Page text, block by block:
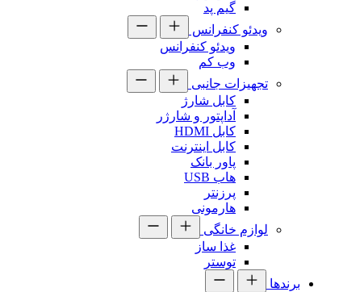
گیم پد
ویدئو کنفرانس
ویدئو کنفرانس
وب کم
تجهیزات جانبی
کابل شارژ
آداپتور و شارژر
کابل HDMI
کابل اینترنت
پاور بانک
هاب USB
پرزنتر
هارمونی
لوازم خانگی
غذا ساز
توستر
برندها